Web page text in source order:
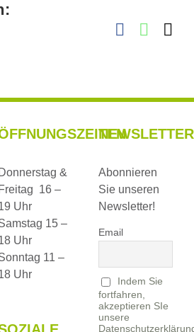
Facebook
Donnerstag &
Freitag 16 –
Uhr
15 –
Uhr
11 –
Uhr
NEWSLETTER
Abonnieren
Sie unseren
Newsletter!
Email
Indem Sie
fortfahren,
akzeptieren SIe
unsere